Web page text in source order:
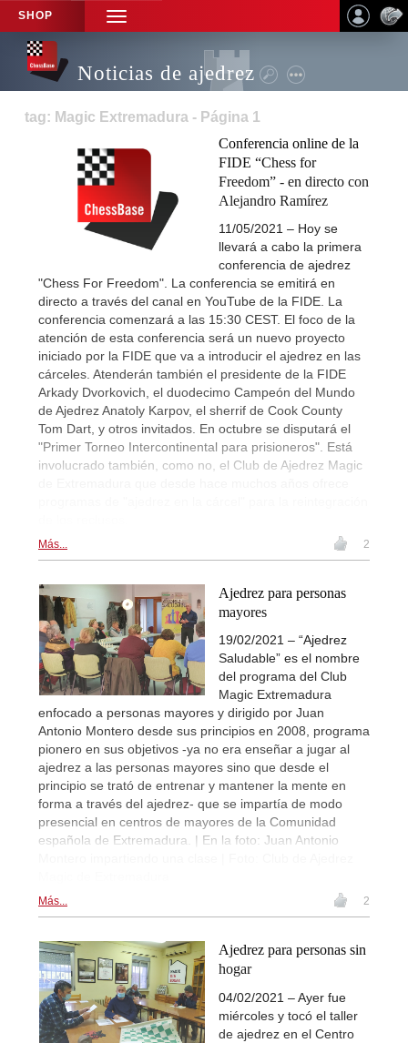
SHOP
TOGGLE
NAVIGATION
Noticias de ajedrez
tag: Magic Extremadura - Página 1
Conferencia online de la
FIDE “Chess for
Freedom” - en directo con
Alejandro Ramírez
11/05/2021 – Hoy se
llevará a cabo la primera
conferencia de ajedrez
"Chess For Freedom". La conferencia se emitirá en
directo a través del canal en YouTube de la FIDE. La
conferencia comenzará a las 15:30 CEST. El foco de la
atención de esta conferencia será un nuevo proyecto
iniciado por la FIDE que va a introducir el ajedrez en las
cárceles. Atenderán también el presidente de la FIDE
Arkady Dvorkovich, el duodecimo Campeón del Mundo
de Ajedrez Anatoly Karpov, el sherrif de Cook County
Tom Dart, y otros invitados. En octubre se disputará el
"Primer Torneo Intercontinental para prisioneros". Está
involucrado también, como no, el Club de Ajedrez Magic
Más... 2
Ajedrez para personas
mayores
19/02/2021 – “Ajedrez
Saludable” es el nombre
del programa del Club
Magic Extremadura
enfocado a personas mayores y dirigido por Juan
Antonio Montero desde sus principios en 2008, programa
pionero en sus objetivos -ya no era enseñar a jugar al
ajedrez a las personas mayores sino que desde el
principio se trató de entrenar y mantener la mente en
forma a través del ajedrez- que se impartía de modo
presencial en centros de mayores de la Comunidad
española de Extremadura. | En la foto: Juan Antonio
Más... 2
Ajedrez para personas sin
hogar
04/02/2021 – Ayer fue
miércoles y tocó el taller
de ajedrez en el Centro